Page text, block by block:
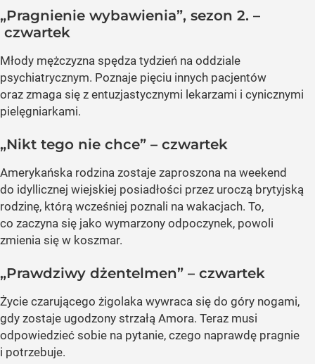
„Pragnienie wybawienia”, sezon 2. –
czwartek
Młody mężczyzna spędza tydzień na oddziale
psychiatrycznym. Poznaje pięciu innych pacjentów
oraz zmaga się z entuzjastycznymi lekarzami i cynicznymi
pielęgniarkami.
„Nikt tego nie chce” – czwartek
Amerykańska rodzina zostaje zaproszona na weekend
do idyllicznej wiejskiej posiadłości przez uroczą brytyjską
rodzinę, którą wcześniej poznali na wakacjach. To,
co zaczyna się jako wymarzony odpoczynek, powoli
zmienia się w koszmar.
„Prawdziwy dżentelmen” – czwartek
Życie czarującego żigolaka wywraca się do góry nogami,
gdy zostaje ugodzony strzałą Amora. Teraz musi
odpowiedzieć sobie na pytanie, czego naprawdę pragnie
i potrzebuje.